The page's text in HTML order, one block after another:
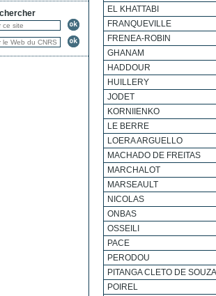
EL KHATTABI
FRANQUEVILLE
FRENEA-ROBIN
GHANAM
HADDOUR
HUILLERY
JODET
KORNIIENKO
LE BERRE
LOERA ARGUELLO
MACHADO DE FREITAS
MARCHALOT
MARSEAULT
NICOLAS
ONBAS
OSSEILI
PACE
PERODOU
PITANGA CLETO DE SOUZA
POIREL